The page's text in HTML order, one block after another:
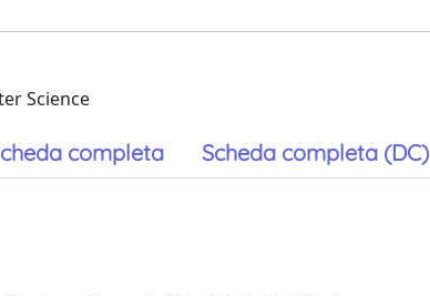
Science
completa Scheda completa (DC)